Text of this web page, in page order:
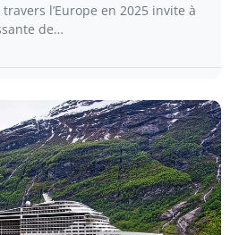
l’Europe en 2025 invite à
de…